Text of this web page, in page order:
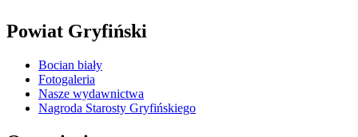
Powiat Gryfiński
Bocian biały
Fotogaleria
Nasze wydawnictwa
Nagroda Starosty Gryfińskiego